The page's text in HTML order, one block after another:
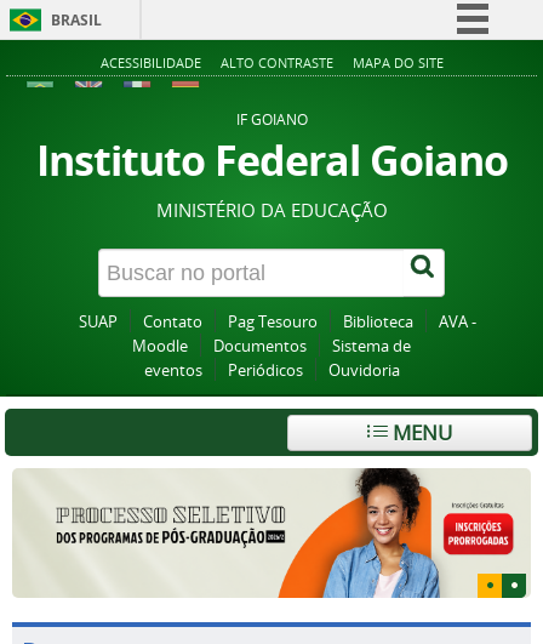
BRASIL
Simplifique!
Acesso à informação
Legislação
Canais
ACESSIBILIDADE ALTO CONTRASTE MAPA DO SITE
IF GOIANO
Instituto Federal Goiano
MINISTÉRIO DA EDUCAÇÃO
SUAP Contato Pag Tesouro Biblioteca
AVA -
Moodle
Documentos
Sistema de
eventos
Periódicos Ouvidoria
MENU